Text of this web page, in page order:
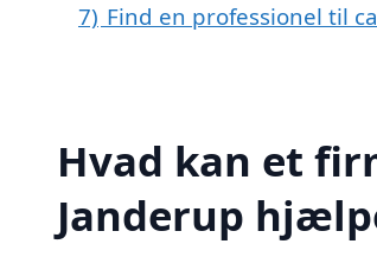
7) Find en professionel til
Hvad kan et
Janderup